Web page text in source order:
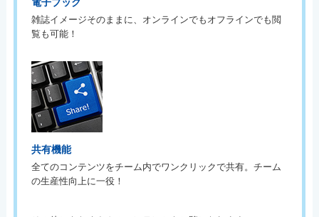
雑誌イメージそのままに、オンラインでもオフラインでも閲
覧も可能！
共有機能
全てのコンテンツをチーム内でワンクリックで共有。チーム
の生産性向上に一役！